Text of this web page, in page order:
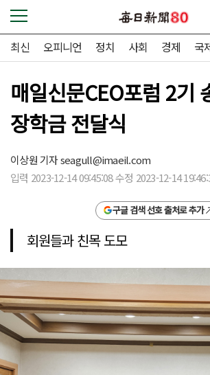
최신 오피니언 정치 사회 경제 국
매일신문CEO포럼 2기
장학금 전달식
이상원 기자seagull@imaeil.com
입력 2023-12-14 09:45:08 수정 2023-12-14
구글 검색 선호 출처로 추가
회원들과 친목 도모